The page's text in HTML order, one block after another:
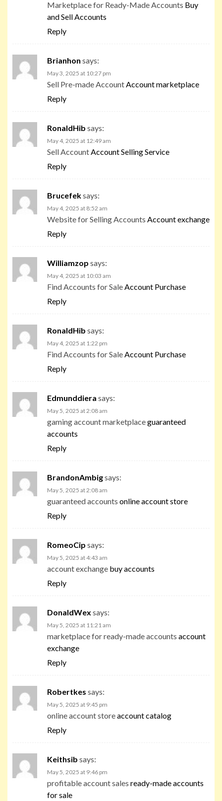
Marketplace for Ready-Made Accounts Buy
and Sell Accounts
Reply
Brianhon says:
May 3, 2025 at 10:27 pm
Sell Pre-made Account Account marketplace
Reply
RonaldHib says:
May 4, 2025 at 12:49 am
Sell Account Account Selling Service
Reply
Brucefeksays:
May 4, 2025 at 8:52 am
Website for Selling Accounts Account exchange
Reply
Williamzop says:
May 4, 2025 at 10:03 am
Find Accounts for Sale Account Purchase
Reply
RonaldHib says:
May 4, 2025 at 1:22 pm
Find Accounts for Sale Account Purchase
Reply
Edmunddiera says:
May 5, 2025 at 2:08 am
gaming account marketplaceguaranteed
accounts
Reply
BrandonAmbigsays:
May 5, 2025 at 2:08 am
guaranteed accounts online account store
Reply
RomeoCip says:
May 5, 2025 at 4:43 am
account exchange buy accounts
Reply
DonaldWex says:
May 5, 2025 at 11:21 am
marketplace for ready-made accounts account
exchange
Reply
Robertkes says:
May 5, 2025 at 9:45 pm
online account storeaccount catalog
Reply
Keithsib says:
May 5, 2025 at 9:46 pm
profitable account sales ready-made accounts
for sale